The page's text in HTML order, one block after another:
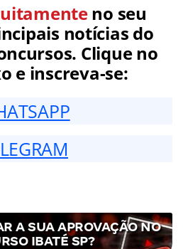
no seu
notícias do
Clique no
e inscreva-se:
A SUA APROVAÇÃO NO
IBATÉ SP?